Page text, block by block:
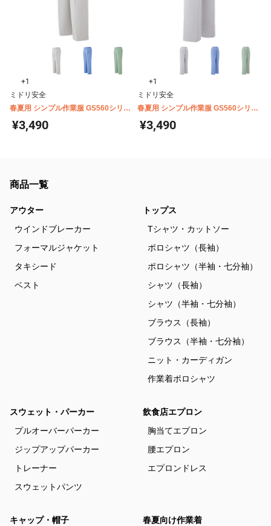
+1
ミドリ安全
春夏用 シンプル作業服 GS560シリー
ズ スラックス
¥3,490
+1
ミドリ安全
春夏用 シンプル作業服 GS560シリー
ズ 女性用 スラックス
¥3,490
商品一覧
アウター
ウインドブレーカー
フォーマルジャケット
タキシード
ベスト
トップス
Tシャツ・カットソー
ポロシャツ（長袖）
ポロシャツ（半袖・七分袖）
シャツ（長袖）
シャツ（半袖・七分袖）
ブラウス（長袖）
ブラウス（半袖・七分袖）
ニット・カーディガン
作業着ポロシャツ
スウェット・パーカー
プルオーバーパーカー
ジップアップパーカー
トレーナー
スウェットパンツ
飲食店エプロン
胸当てエプロン
腰エプロン
エプロンドレス
キャップ・帽子
春夏向け作業着